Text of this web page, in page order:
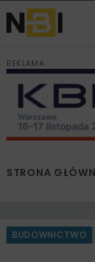
REKLAMA
STRONA
BUDOWNICTWO